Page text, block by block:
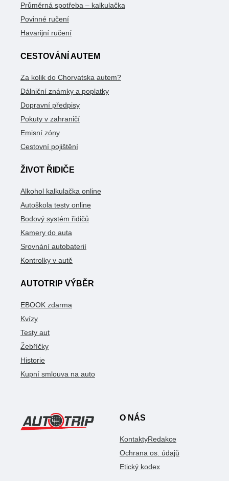
Průměrná spotřeba – kalkulačka
Povinné ručení
Havarijní ručení
CESTOVÁNÍ AUTEM
Za kolik do Chorvatska autem?
Dálniční známky a poplatky
Dopravní předpisy
Pokuty v zahraničí
Emisní zóny
Cestovní pojištění
ŽIVOT ŘIDIČE
Alkohol kalkulačka online
Autoškola testy online
Bodový systém řidičů
Kamery do auta
Srovnání autobaterií
Kontrolky v autě
AUTOTRIP VÝBĚR
EBOOK zdarma
Kvízy
Testy aut
Žebříčky
Historie
Kupní smlouva na auto
O NÁS
KontaktyRedakce
Ochrana os. údajů
Etický kodex